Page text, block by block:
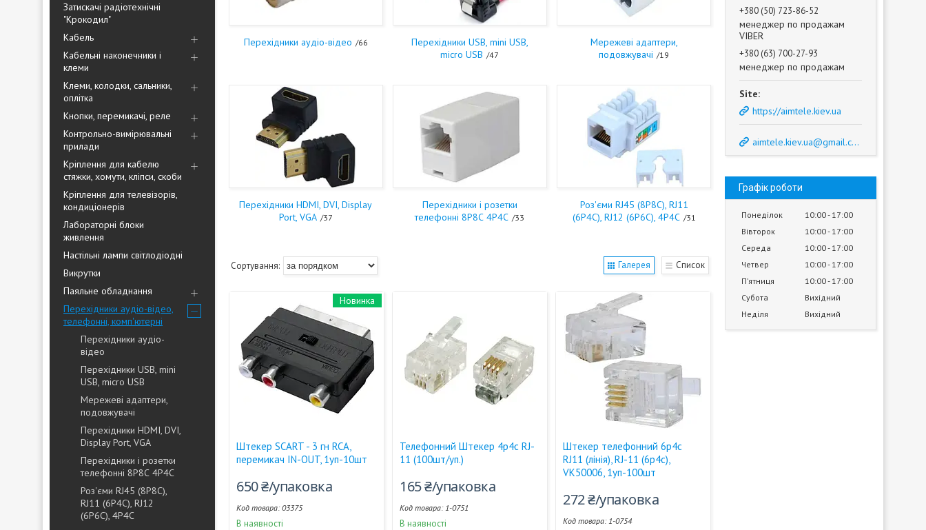
Затискачі радіотехнічні
"Крокодил"
Кабель
Кабельні наконечники і
клеми
Клеми, колодки, сальники,
оплітка
Кнопки, перемикачі, реле
Контрольно-вимірювальні
прилади
Кріплення для кабелю
стяжки, хомути, кліпси, скоби
Кріплення для телевізорів,
кондиціонерів
Лабораторні блоки
живлення
Настільні лампи світлодіодні
Викрутки
Паяльне обладнання
Перехідники аудіо-відео,
телефонні, комп'ютерні
Перехідники аудіо-
відео
Перехідники USB, mini
USB, micro USB
Мережеві адаптери,
подовжувачі
Перехідники HDMI, DVI,
Display Port, VGA
Перехідники і розетки
телефонні 8Р8С 4P4C
Роз'єми RJ45 (8P8C),
RJ11 (6P4C), RJ12
(6P6C), 4P4C
Перехідники аудіо-відео 66
Перехідники USB, mini USB,
micro USB
47
Мережеві адаптери,
подовжувачі
19
Перехідники HDMI, DVI, Display
Port, VGA 37
Перехідники і розетки
телефонні 8Р8С 4P4C
33
Роз'єми RJ45 (8P8C), RJ11
(6P4C), RJ12 (6P6C), 4P4C 31
Галерея Список
Новинка
Штекер SCART - 3 гн RCA,
перемикач IN-OUT, 1уп-10шт
650 ₴/упаковка
03375
В наявності
Телефонний Штекер 4р4с RJ-
11 (100шт/уп.)
165 ₴/упаковка
1-0751
В наявності
Штекер телефонний 6p4c
RJ11 (лінія), RJ-11 (6p4c),
VK50006, 1уп-100шт
272 ₴/упаковка
1-0754
+380 (50) 723-86-52
менеджер по продажам
VIBER
+380 (63) 700-27-93
менеджер по продажам
https://aimtele.kiev.ua
aimtele.kiev.ua@gmail.com
Графік роботи
Понеділок 10:00 17:00
Вівторок
10:00 17:00
Середа
10:00 17:00
Четвер
10:00 17:00
Пʼятниця
10:00 17:00
Субота
Вихідний
Неділя
Вихідний